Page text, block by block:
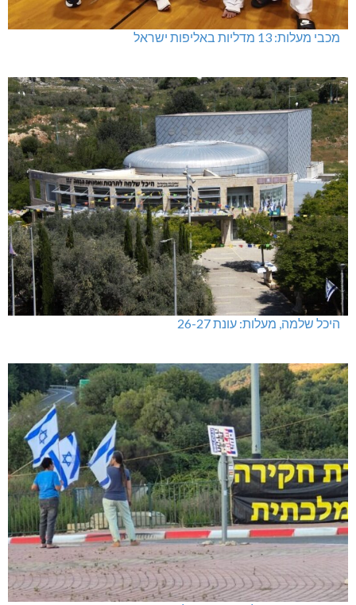
מכבי מעלות: 13 מדליות באליפות ישראל
היכל שלמה, מעלות: עונת 26-27